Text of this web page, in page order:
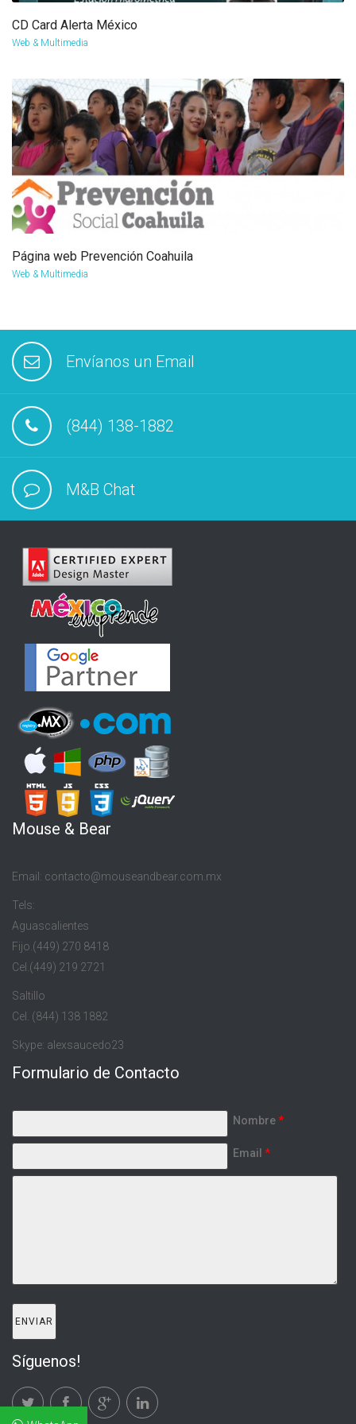
more info
CD Card Alerta México
Web & Multimedia
more info
Página web Prevención Coahuila
Web & Multimedia
Envíanos un Email
(844) 138-1882
M&B Chat
Mouse & Bear
Email: contacto@mouseandbear.com.mx
Tels:
Aguascalientes
Fijo.(449) 270 8418
Cel.(449) 219 2721
Saltillo
Cel. (844) 138 1882
Skype: alexsaucedo23
Formulario de Contacto
Nombre*
Email *
Síguenos!